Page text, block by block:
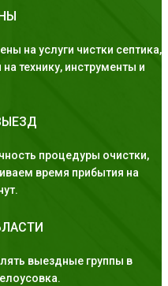
на услуги чистки септика,
технику, инструменты и
процедуры очистки,
время прибытия на
выездные группы в